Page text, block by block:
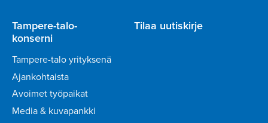
Tampere-talo-
konserni
Tampere-talo yrityksenä
Ajankohtaista
Avoimet työpaikat
Media & kuvapankki
Tilaa uutiskirje